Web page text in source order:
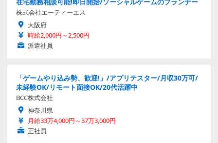
株式会社エーティーエス
大阪府
時給2,000円～2,500円
派遣社員
「ゲームやり込み勢、歓迎!」/アプリテスター/月収30万可/
未経験OK/リモート面接OK/20代活躍中
BCC株式会社
神奈川県
月給33万4,000円～37万3,000円
正社員